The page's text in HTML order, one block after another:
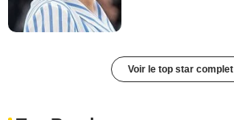
Voir le top star complet